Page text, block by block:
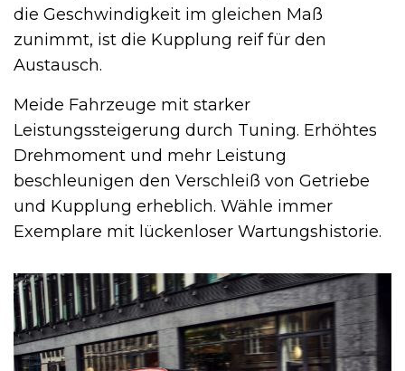
die Geschwindigkeit im gleichen Maß
zunimmt, ist die Kupplung reif für den
Austausch.
Meide Fahrzeuge mit starker
Leistungssteigerung durch Tuning. Erhöhtes
Drehmoment und mehr Leistung
beschleunigen den Verschleiß von Getriebe
und Kupplung erheblich. Wähle immer
Exemplare mit lückenloser Wartungshistorie.